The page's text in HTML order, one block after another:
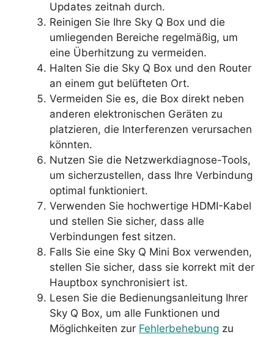
Updates zeitnah durch.
Reinigen Sie Ihre Sky Q Box und die
umliegenden Bereiche regelmäßig, um
eine Überhitzung zu vermeiden.
Halten Sie die Sky Q Box und den Router
an einem gut belüfteten Ort.
Vermeiden Sie es, die Box direkt neben
anderen elektronischen Geräten zu
platzieren, die Interferenzen verursachen
könnten.
Nutzen Sie die Netzwerkdiagnose-Tools,
um sicherzustellen, dass Ihre Verbindung
optimal funktioniert.
Verwenden Sie hochwertige HDMI-Kabel
und stellen Sie sicher, dass alle
Verbindungen fest sitzen.
Falls Sie eine Sky Q Mini Box verwenden,
stellen Sie sicher, dass sie korrekt mit der
Hauptbox synchronisiert ist.
Lesen Sie die Bedienungsanleitung Ihrer
Sky Q Box, um alle Funktionen und
Möglichkeiten zur Fehlerbehebung zu